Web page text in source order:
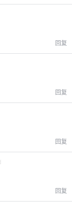
回复
回复
回复
回复